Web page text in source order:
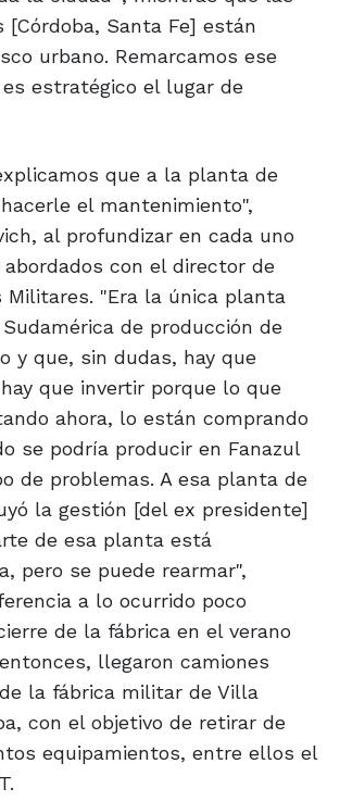
[Córdoba, Santa Fe] están
urbano. Remarcamos ese
estratégico el lugar de
que a la planta de
el mantenimiento",
al profundizar en cada uno
con el director de
Militares. "Era la única planta
de producción de
y que, sin dudas, hay que
que invertir porque lo que
ahora, lo están comprando
se podría producir en Fanazul
de problemas. A esa planta de
la gestión [del ex presidente]
de esa planta está
pero se puede rearmar",
a lo ocurrido poco
de la fábrica en el verano
llegaron camiones
la fábrica militar de Villa
con el objetivo de retirar de
equipamientos, entre ellos el